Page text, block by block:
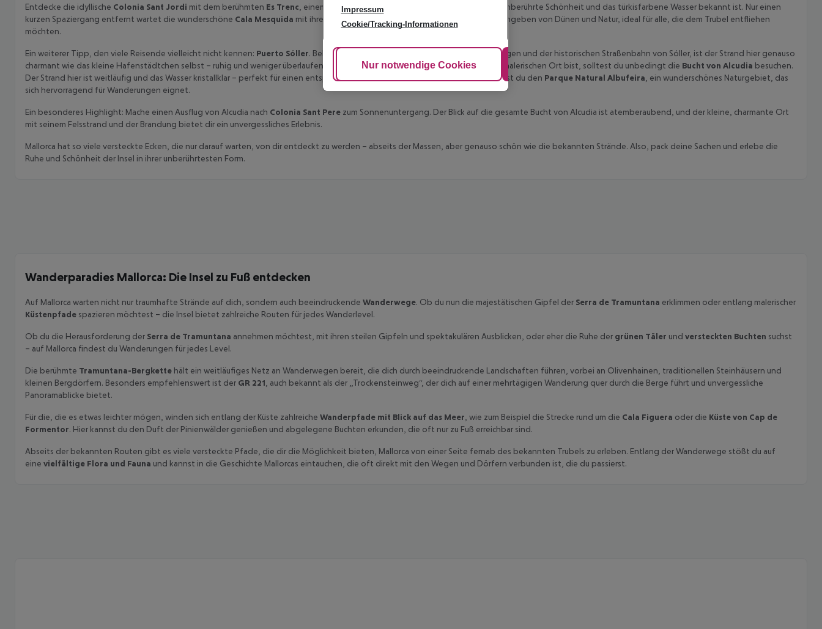
Entdecke die idyllische Colonia Sant Jordi mit dem berühmten Es Trenc , einem der schönsten Strände der Insel, der für seine unberührte Schönheit und das türkisfarbene Wasser bekannt ist. Nur einen
kurzen Spaziergang entfernt wartet die wunderschöne Cala Mesquida mit ihrem gleichnamigen Strand – ein ruhiges Paradies umgeben von Dünen und Natur, ideal für alle, die dem Trubel entfliehen
möchten.
Ein weiterer Tipp, den viele Reisende vielleicht nicht kennen: Puerto Sóller. Bekannt vor allem als Ausgangspunkt für Wanderungen und der historischen Straßenbahn von Sóller, ist der Strand hier genauso
charmant wie das kleine Hafenstädtchen selbst – ruhig und weniger überlaufen. Wenn du auf der Suche nach einem besonders malerischen Ort bist, solltest du unbedingt die Bucht von Alcudia besuchen.
Der Strand hier ist weitläufig und das Wasser kristallklar – perfekt für einen entspannten Tag am Meer. Direkt im Hinterland findest du den Parque Natural Albufeira , ein wunderschönes Naturgebiet, das
sich hervorragend für Wanderungen eignet.
Ein besonderes Highlight: Mache einen Ausflug von Alcudia nach Colonia Sant Pere zum Sonnenuntergang. Der Blick auf die gesamte Bucht von Alcudia ist atemberaubend, und der kleine, charmante Ort
mit seinem Felsstrand und der Brandung bietet dir ein unvergessliches Erlebnis.
Mallorca hat so viele versteckte Ecken, die nur darauf warten, von dir entdeckt zu werden – abseits der Massen, aber genauso schön wie die bekannten Strände. Also, pack deine Sachen und erlebe die
Ruhe und Schönheit der Insel in ihrer unberührtesten Form.
Wanderparadies Mallorca: Die Insel zu Fuß entdecken
Auf Mallorca warten nicht nur traumhafte Strände auf dich, sondern auch beeindruckende Wanderwege. Ob du nun die majestätischen Gipfel der Serra de Tramuntana erklimmen oder entlang malerischer
Küstenpfade spazieren möchtest – die Insel bietet zahlreiche Routen für jedes Wanderlevel.
Ob du die Herausforderung der Serra de Tramuntana annehmen möchtest, mit ihren steilen Gipfeln und spektakulären Ausblicken, oder eher die Ruhe der grünen Täler und versteckten Buchten suchst
– auf Mallorca findest du Wanderungen für jedes Level.
Die berühmte Tramuntana-Bergkette hält ein weitläufiges Netz an Wanderwegen bereit, die dich durch beeindruckende Landschaften führen, vorbei an Olivenhainen, traditionellen Steinhäusern und
kleinen Bergdörfern. Besonders empfehlenswert ist der GR 221 , auch bekannt als der „Trockensteinweg“, der dich auf einer mehrtägigen Wanderung quer durch die Berge führt und unvergessliche
Panoramablicke bietet.
Für die, die es etwas leichter mögen, winden sich entlang der Küste zahlreiche Wanderpfade mit Blick auf das Meer , wie zum Beispiel die Strecke rund um die Cala Figuera oder die Küste von Cap de
Formentor. Hier kannst du den Duft der Pinienwälder genießen und abgelegene Buchten erkunden, die oft nur zu Fuß erreichbar sind.
Abseits der bekannten Routen gibt es viele versteckte Pfade, die dir die Möglichkeit bieten, Mallorca von einer Seite fernab des bekannten Trubels zu erleben. Entlang der Wanderwege stößt du auf
eine vielfältige Flora und Fauna und kannst in die Geschichte Mallorcas eintauchen, die oft direkt mit den Wegen und Dörfern verbunden ist, die du passierst.
Impressum
Cookie/Tracking-Informationen
Cookie anpassen
Nur notwendige Cookies Alle akzeptieren